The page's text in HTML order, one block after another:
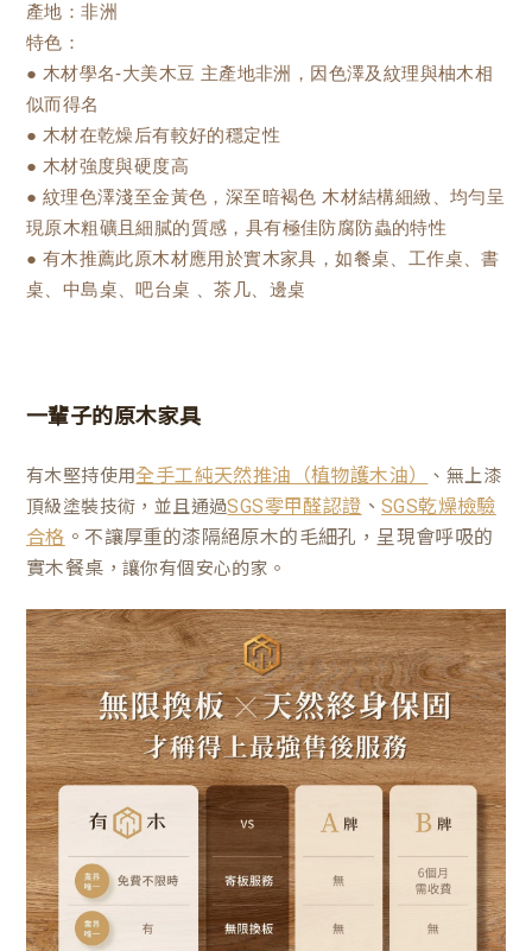
產地：非洲
特色：
● 木材學名-大美木豆 主產地非洲，因色澤及紋理與柚木相
似而得名
● 木材在乾燥后有較好的穩定性
● 木材強度與硬度高
● 紋理色澤淺至金黃色，深至暗褐色 木材結構細緻、均勻呈
現原木粗礦且細膩的質感，具有極佳防腐防蟲的特性
● 有木推薦此原木材應用於實木家具，如餐桌、工作桌、書
桌、中島桌、吧台桌 、茶几、邊桌
一輩子的原木家具
有木堅持使用全手工純天然推油（植物護木油）
、無上漆
頂級塗裝技術，並且通過SGS零甲醛認證 、SGS乾燥檢驗
合格 。不讓厚重的漆隔絕原木的毛細孔，呈現會呼吸的
實木餐桌 ，讓你有個安心的家。